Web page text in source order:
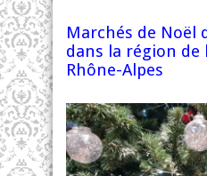
Marchés de Noël
dans la région de
Rhône-Alpes